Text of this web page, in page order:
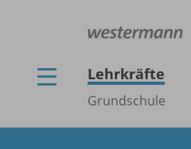
Lehrkräfte
Grundschule